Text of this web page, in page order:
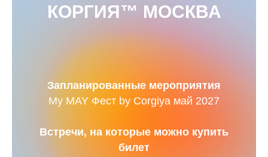
КОРГИЯ™ МОСКВА
Запланированные мероприятия
My MAY Фест by Corgiya май 2027
Встречи, на которые можно купить
билет